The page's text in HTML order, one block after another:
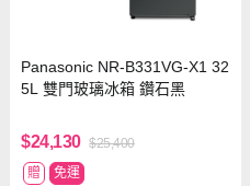
Panasonic NR-B331VG-X1 32
5L 雙門玻璃冰箱 鑽石黑
$24,130 $25,400
贈
免運